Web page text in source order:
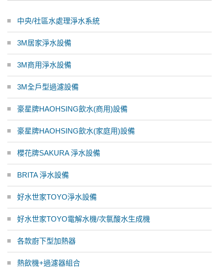
中央/社區水處理淨水系統
3M居家淨水設備
3M商用淨水設備
3M全戶型過濾設備
豪星牌HAOHSING飲水(商用)設備
豪星牌HAOHSING飲水(家庭用)設備
櫻花牌SAKURA 淨水設備
BRITA 淨水設備
好水世家TOYO淨水設備
好水世家TOYO電解水機/次氯酸水生成機
各款廚下型加熱器
熱飲機+過濾器組合